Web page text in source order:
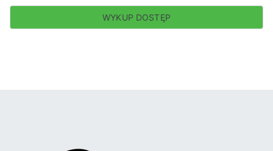
WYKUP DOSTĘP